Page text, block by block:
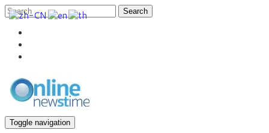
Search
Toggle navigation